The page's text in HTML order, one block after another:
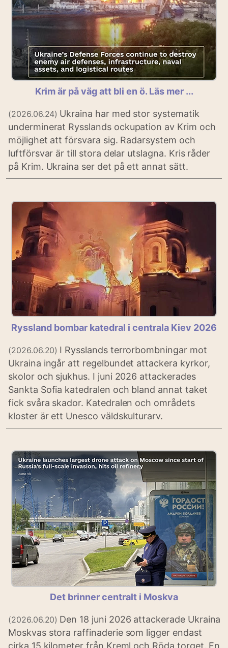
Krim är på väg att bli en ö. Läs mer ...
(2026.06.24) Ukraina har med stor systematik
underminerat Rysslands ockupation av Krim och
möjlighet att försvara sig. Radarsystem och
luftförsvar är till stora delar utslagna. Kris råder
på Krim. Ukraina ser det på ett annat sätt.
Ryssland bombar katedral i centrala Kiev 2026
(2026.06.20) I Rysslands terrorbombningar mot
Ukraina ingår att regelbundet attackera kyrkor,
skolor och sjukhus. I juni 2026 attackerades
Sankta Sofia katedralen och bland annat taket
fick svåra skador. Katedralen och områdets
kloster är ett Unesco väldskulturarv.
Det brinner centralt i Moskva
(2026.06.20) Den 18 juni 2026 attackerade Ukraina
Moskvas stora raffinaderie som ligger endast
cirka 15 kilometer från Kreml och Röda torget. En